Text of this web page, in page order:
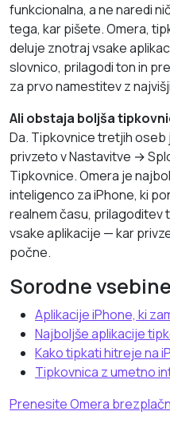
funkcionalna, a ne naredi
tega, kar pišete. Omera,
deluje znotraj vsake
slovnico, prilagodi ton in
za prvo namestitev z
Ali obstaja boljša
Da. Tipkovnice tretjih
privzeto v Nastavitve →
Tipkovnice. Omera je
inteligenco za iPhone, ki
realnem času, prilagoditev
vsake aplikacije — kar
počne.
Sorodne vsebine
Aplikacije iPhone, ki
Najboljše aplikacije
Kako tipkati hitreje na
Tipkovnica z umetno
Prenesite Omera